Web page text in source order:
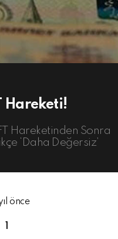
Hareketi!
Hareketinden Sonra
‘Daha Değersiz’
önce